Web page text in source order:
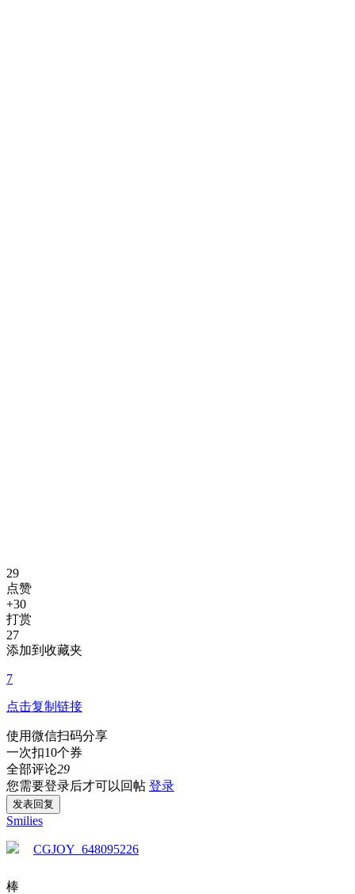
29
点赞
+30
打赏
27
添加到收藏夹
7
点击复制链接
使用微信扫码分享
一次扣10个券
全部评论29
您需要登录后才可以回帖 登录
发表回复
Smilies
CGJOY_648095226
棒